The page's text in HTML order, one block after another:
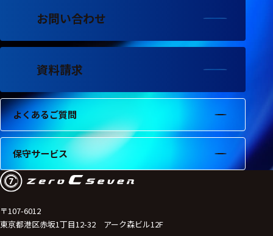
お問い合わせ
資料請求
よくあるご質問
保守サービス
〒107-6012
東京都港区赤坂1丁目12-32 アーク森ビル12F